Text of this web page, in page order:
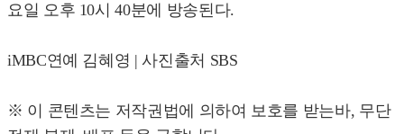
요일 오후 10시 40분에 방송된다.
iMBC연예 김혜영 | 사진출처 SBS
※ 이 콘텐츠는 저작권법에 의하여 보호를 받는바, 무단